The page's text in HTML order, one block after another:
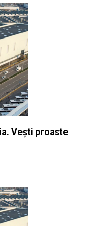
Vești proaste